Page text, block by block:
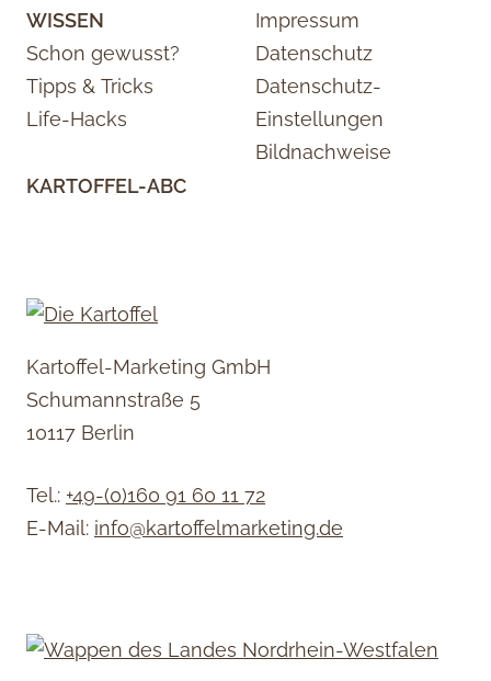
WISSEN
Schon gewusst?
Tipps & Tricks
Life-Hacks
KARTOFFEL-ABC
Impressum
Datenschutz
Datenschutz-
Einstellungen
Bildnachweise
Kartoffel-Marketing GmbH
Schumannstraße 5
10117 Berlin
Tel.: +49-(0)160 91 60 11 72
E-Mail: info@kartoffelmarketing.de